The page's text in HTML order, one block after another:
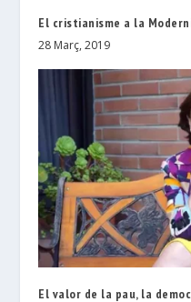
El cristianisme a la
28 Març, 2019
El valor de la pau, la